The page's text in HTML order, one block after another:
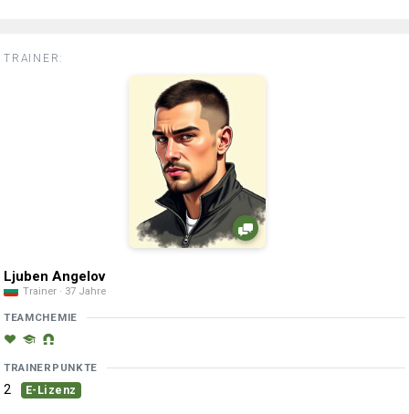
TRAINER:
Ljuben Angelov
Trainer · 37 Jahre
TEAMCHEMIE
TRAINERPUNKTE
2 E-Lizenz